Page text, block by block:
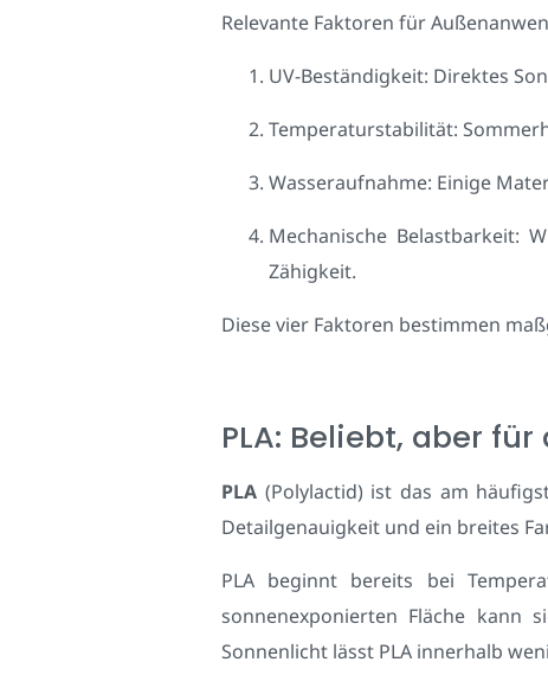
Relevante Faktoren für
UV-Beständigkeit: Direktes
Temperaturstabilität:
Wasseraufnahme: Einige
Mechanische Belastbarkeit:
Zähigkeit.
Diese vier Faktoren bestimmen
PLA: Beliebt, aber
PLA (Polylactid) ist das am
Detailgenauigkeit und ein breites
PLA beginnt bereits bei
sonnenexponierten Fläche kann
Sonnenlicht lässt PLA innerhalb